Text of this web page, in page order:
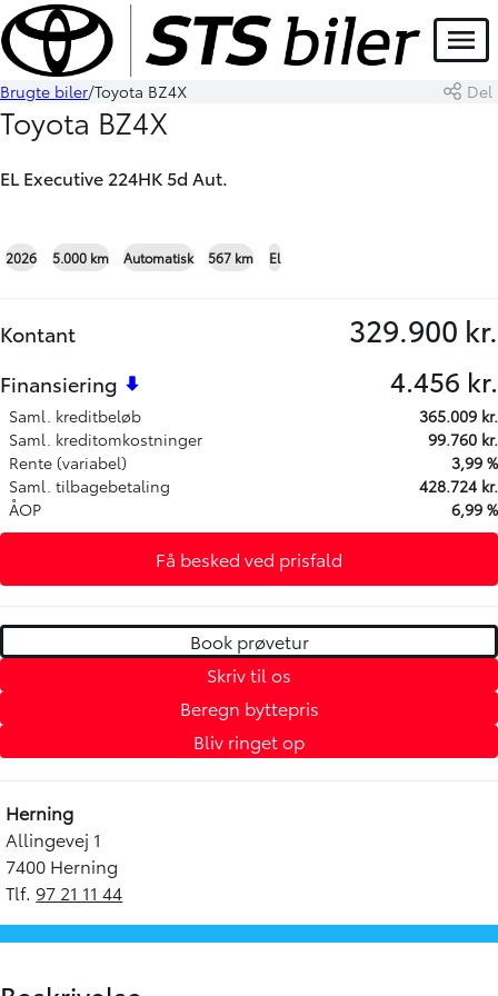
Menu
Book prøvetur
Brugte biler Toyota BZ4X Del
Toyota BZ4X
EL Executive 224HK 5d Aut.
2026 5.000 km Automatisk 567 km El
Kontant 329.900 kr.
Finansiering 4.456 kr.
Saml. kreditbeløb
365.009 kr.
Saml. kreditomkostninger
99.760 kr.
Rente (variabel)
3,99 %
Saml. tilbagebetaling
428.724 kr.
ÅOP
6,99 %
Få besked ved prisfald
Book prøvetur
Skriv til os
Beregn byttepris
Bliv ringet op
Herning
Allingevej 1
7400 Herning
Tlf.97 21 11 44